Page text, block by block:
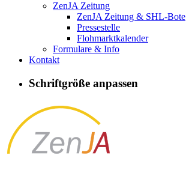
ZenJA Zeitung
ZenJA Zeitung & SHL-Bote
Pressestelle
Flohmarktkalender
Formulare & Info
Kontakt
Schriftgröße anpassen
Wo sich
Menschen
aller